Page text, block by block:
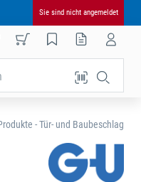
Sie sind nicht angemeldet
- Tür- und Baubeschlag